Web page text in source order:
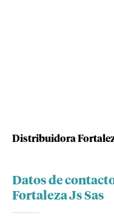
Distribuidora
Datos de
Fortaleza Js Sas